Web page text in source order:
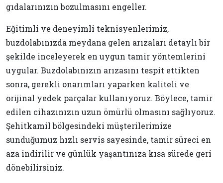
gıdalarınızın bozulmasını engeller.
Eğitimli ve deneyimli teknisyenlerimiz,
buzdolabınızda meydana gelen arızaları detaylı bir
şekilde inceleyerek en uygun tamir yöntemlerini
uygular. Buzdolabınızın arızasını tespit ettikten
sonra, gerekli onarımları yaparken kaliteli ve
orijinal yedek parçalar kullanıyoruz. Böylece, tamir
edilen cihazınızın uzun ömürlü olmasını sağlıyoruz.
Şehitkamil bölgesindeki müşterilerimize
sunduğumuz hızlı servis sayesinde, tamir süreci en
aza indirilir ve günlük yaşantınıza kısa sürede geri
dönebilirsiniz.